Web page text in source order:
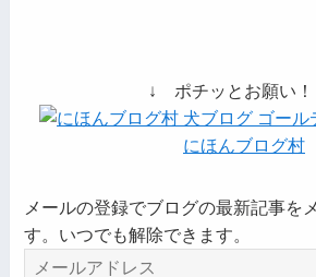
↓ ポチッとお願い
にほんブログ村
メールの登録でブログの最新記事を
す。いつでも解除できます。
メ